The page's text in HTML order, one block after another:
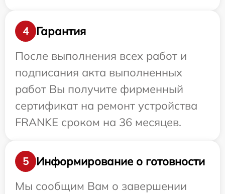
4
Гарантия
После выполнения всех работ и
подписания акта выполненных
работ Вы получите фирменный
сертификат на ремонт устройства
FRANKE сроком на 36 месяцев.
5
Информирование о готовности
Мы сообщим Вам о завершении